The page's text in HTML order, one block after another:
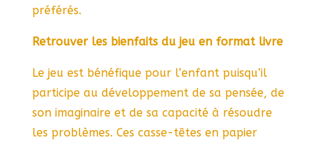
préférés.
Retrouver les bienfaits du jeu en format livre
Le jeu est bénéfique pour l’enfant puisqu’il
participe au développement de sa pensée, de
son imaginaire et de sa capacité à résoudre
les problèmes. Ces casse-têtes en papier